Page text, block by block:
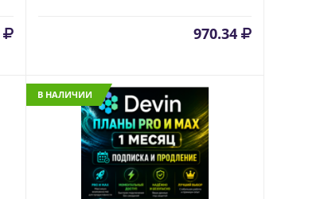
970.34
В НАЛИЧИИ